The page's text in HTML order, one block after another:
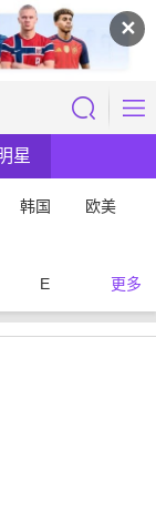
✕
星
韩国 欧美
E 更多